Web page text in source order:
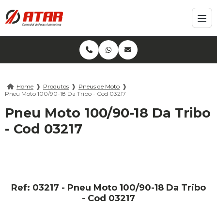
Home ❱ Produtos ❱ Pneus de Moto ❱
Pneu Moto 100/90-18 Da Tribo - Cod 03217
Pneu Moto 100/90-18 Da Tribo
- Cod 03217
Ref: 03217 - Pneu Moto 100/90-18 Da Tribo
- Cod 03217